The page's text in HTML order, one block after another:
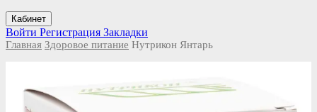
Кабинет
Войти Регистрация Закладки
Главная Здоровое питание Нутрикон Янтарь